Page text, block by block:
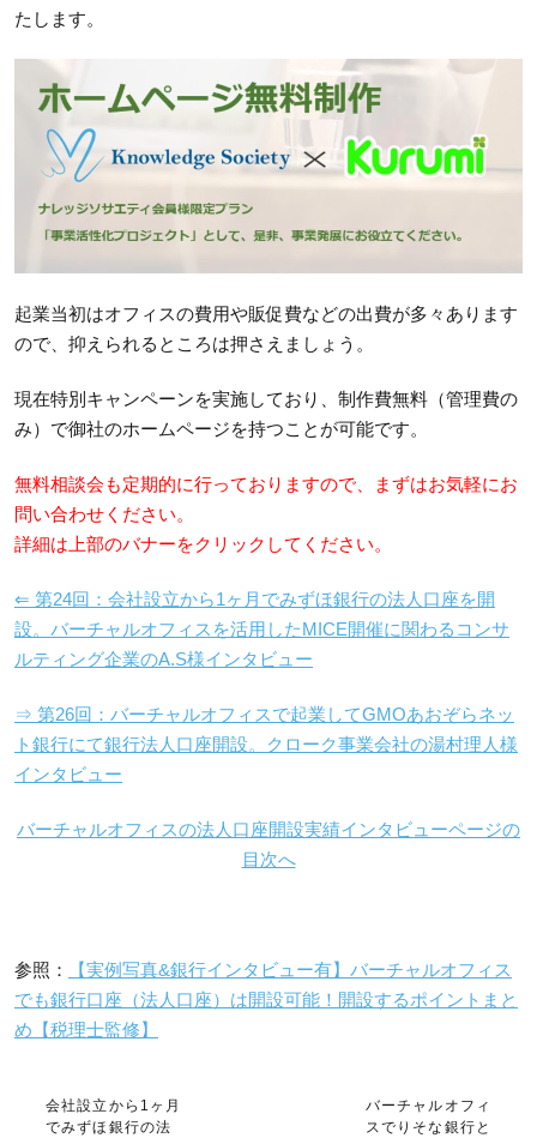
たします。
起業当初はオフィスの費用や販促費などの出費が多々あります
ので、抑えられるところは押さえましょう。
現在特別キャンペーンを実施しており、制作費無料（管理費の
み）で御社のホームページを持つことが可能です。
無料相談会も定期的に行っておりますので、まずはお気軽にお
問い合わせください。
詳細は上部のバナーをクリックしてください。
⇐ 第24回：会社設立から1ヶ月でみずほ銀行の法人口座を開
設。バーチャルオフィスを活用したMICE開催に関わるコンサ
ルティング企業のA.S様インタビュー
⇒ 第26回：バーチャルオフィスで起業してGMOあおぞらネッ
ト銀行にて銀行法人口座開設。クローク事業会社の湯村理人様
インタビュー
バーチャルオフィスの法人口座開設実績インタビューページの
目次へ
参照：
【実例写真&銀行インタビュー有】バーチャルオフィス
でも銀行口座（法人口座）は開設可能！開設するポイントまと
め【税理士監修】
会社設立から1ヶ月
でみずほ銀行の法
バーチャルオフィ
スでりそな銀行と